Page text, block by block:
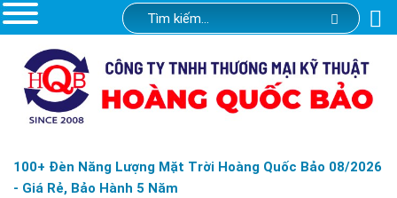
100+ Đèn Năng Lượng Mặt Trời Hoàng Quốc Bảo 08/2026
- Giá Rẻ, Bảo Hành 5 Năm